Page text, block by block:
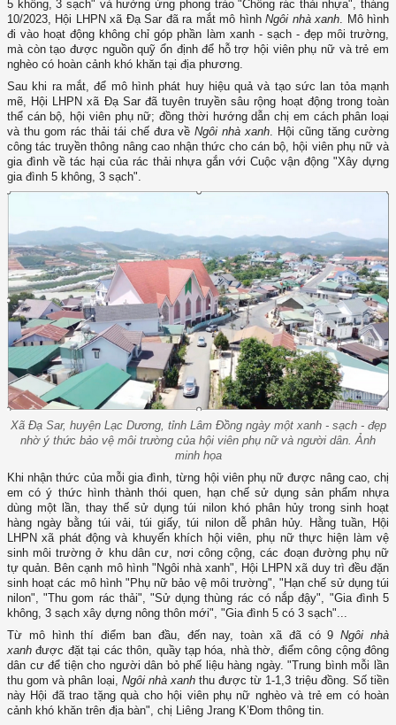
5 không, 3 sạch" và hưởng ứng phong trào "Chống rác thải nhựa", tháng
10/2023, Hội LHPN xã Đạ Sar đã ra mắt mô hìnhNgôi nhà xanh. Mô hình
đi vào hoạt động không chỉ góp phần làm xanh - sạch - đẹp môi trường,
mà còn tạo được nguồn quỹ ổn định để hỗ trợ hội viên phụ nữ và trẻ em
nghèo có hoàn cảnh khó khăn tại địa phương.
Sau khi ra mắt, để mô hình phát huy hiệu quả và tạo sức lan tỏa mạnh
mẽ, Hội LHPN xã Đạ Sar đã tuyên truyền sâu rộng hoạt động trong toàn
thể cán bộ, hội viên phụ nữ; đồng thời hướng dẫn chị em cách phân loại
và thu gom rác thải tái chế đưa vềNgôi nhà xanh. Hội cũng tăng cường
công tác truyền thông nâng cao nhận thức cho cán bộ, hội viên phụ nữ và
gia đình về tác hại của rác thải nhựa gắn với Cuộc vận động "Xây dựng
gia đình 5 không, 3 sạch".
Xã Đạ Sar, huyện Lạc Dương, tỉnh Lâm Đồng ngày một xanh - sạch - đẹp
nhờ ý thức bảo vệ môi trường của hội viên phụ nữ và người dân. Ảnh
minh họa
Khi nhận thức của mỗi gia đình, từng hội viên phụ nữ được nâng cao, chị
em có ý thức hình thành thói quen, hạn chế sử dụng sản phẩm nhựa
dùng một lần, thay thế sử dụng túi nilon khó phân hủy trong sinh hoạt
hàng ngày bằng túi vải, túi giấy, túi nilon dễ phân hủy. Hằng tuần, Hội
LHPN xã phát động và khuyến khích hội viên, phụ nữ thực hiện làm vệ
sinh môi trường ở khu dân cư, nơi công cộng, các đoạn đường phụ nữ
tự quản. Bên cạnh mô hình "Ngôi nhà xanh", Hội LHPN xã duy trì đều đặn
sinh hoạt các mô hình "Phụ nữ bảo vệ môi trường", "Hạn chế sử dụng túi
nilon", "Thu gom rác thải", "Sử dụng thùng rác có nắp đậy", "Gia đình 5
không, 3 sạch xây dựng nông thôn mới", "Gia đình 5 có 3 sạch"...
Từ mô hình thí điểm ban đầu, đến nay, toàn xã đã có 9Ngôi nhà
xanh được đặt tại các thôn, quầy tạp hóa, nhà thờ, điểm công cộng đông
dân cư để tiện cho người dân bỏ phế liệu hàng ngày. "Trung bình mỗi lần
thu gom và phân loại, Ngôi nhà xanhthu được từ 1-1,3 triệu đồng. Số tiền
này Hội đã trao tặng quà cho hội viên phụ nữ nghèo và trẻ em có hoàn
cảnh khó khăn trên địa bàn", chị Liêng Jrang K’Đom thông tin.